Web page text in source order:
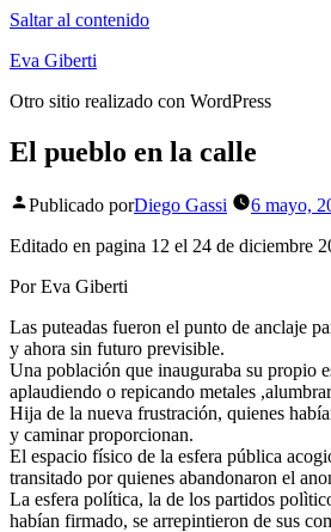
Saltar al contenido
Eva Giberti
Otro sitio realizado con WordPress
El pueblo en la calle
Publicado porDiego Gassi 6 mayo,
Editado en pagina 12 el 24 de diciembre
Por Eva Giberti
Las puteadas fueron el punto de anclaje
y ahora sin futuro previsible.
Una población que inauguraba su propio
aplaudiendo o repicando metales
Hija de la nueva frustración, quienes
y caminar proporcionan.
El espacio físico de la esfera pública
transitado por quienes abandonaron el
La esfera política, la de los partidos
habían firmado, se arrepintieron de sus